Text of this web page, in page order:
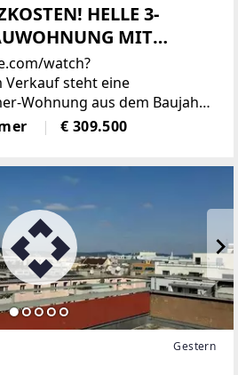
HELLE 3-
MIT
& AUTOABSTELLPLATZ
watch?
Verkauf steht eine
Wohnung aus dem Baujahr
die modernes
Komfort verbindet. Alle
€ 309.500
Gestern